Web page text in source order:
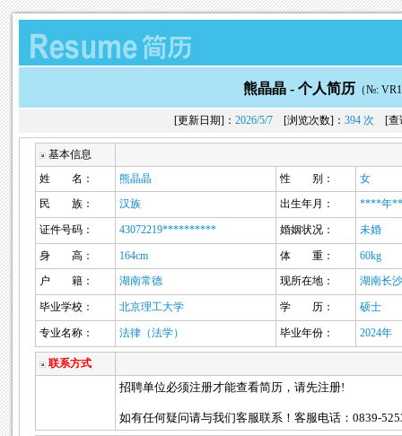
熊晶晶 - 个人简历 （№:
[更新日期]： 2026/5/7 [浏览次数]： 394 次 [查
基本信息
姓 名：
熊晶晶 性 别：
女
民 族：
汉族 出生年月： ****年
证件号码： 43072219********** 婚姻状况： 未婚
身 高： 164cm 体 重：
60kg
户 籍：
湖南常德 现所在地： 湖南长沙
毕业学校： 北京理工大学 学 历： 硕士
专业名称： 法律（法学） 毕业年份： 2024年
联系方式
招聘单位必须注册才能查看简历，请先注册!
如有任何疑问请与我们客服联系！客服电话：0839-